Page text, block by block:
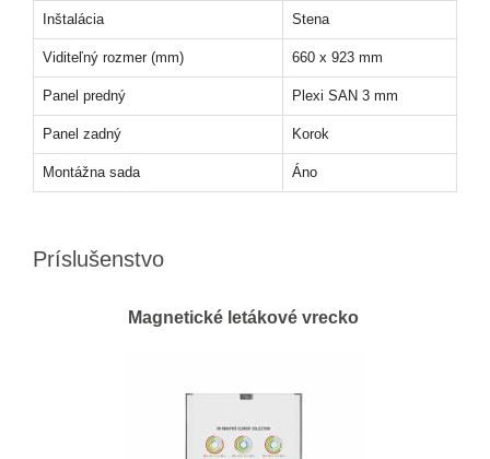
Inštalácia Stena
Viditeľný rozmer (mm) 660 x 923 mm
Panel predný Plexi SAN 3 mm
Panel zadný Korok
Montážna sada Áno
Príslušenstvo
Magnetické letákové vrecko